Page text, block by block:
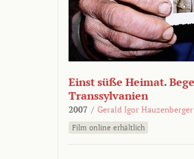
Einst süße Heimat.
Transsylvanien
2007 / Gerald Igor Hauzenberger
Film online erhältlich